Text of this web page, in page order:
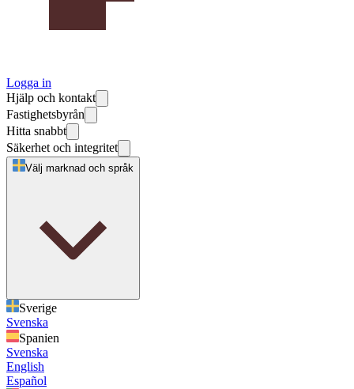
Logga in
Hjälp och kontakt
Fastighetsbyrån
Hitta snabbt
Säkerhet och integritet
Välj marknad och språk
Sverige
Svenska
Spanien
Svenska
English
Español